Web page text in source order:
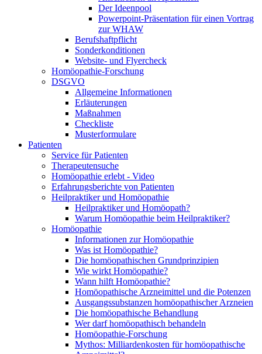
Der Ideenpool
Powerpoint-Präsentation für einen Vortrag
zur WHAW
Berufshaftpflicht
Sonderkonditionen
Website- und Flyercheck
Homöopathie-Forschung
DSGVO
Allgemeine Informationen
Erläuterungen
Maßnahmen
Checkliste
Musterformulare
Patienten
Service für Patienten
Therapeutensuche
Homöopathie erlebt - Video
Erfahrungsberichte von Patienten
Heilpraktiker und Homöopathie
Heilpraktiker und Homöopath?
Warum Homöopathie beim Heilpraktiker?
Homöopathie
Informationen zur Homöopathie
Was ist Homöopathie?
Die homöopathischen Grundprinzipien
Wie wirkt Homöopathie?
Wann hilft Homöopathie?
Homöopathische Arzneimittel und die Potenzen
Ausgangssubstanzen homöopathischer Arzneien
Die homöopathische Behandlung
Wer darf homöopathisch behandeln
Homöopathie-Forschung
Mythos: Milliardenkosten für homöopathische